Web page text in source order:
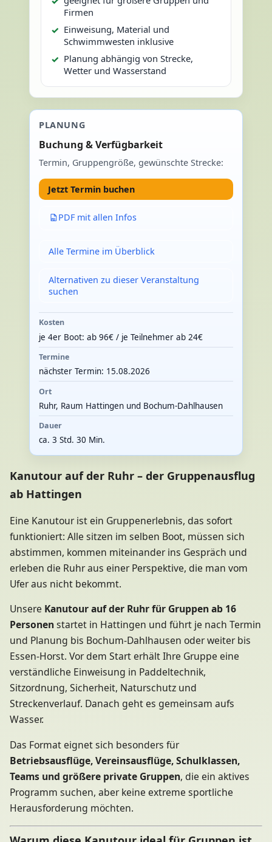
Firmen
Einweisung, Material und
Schwimmwesten inklusive
Planung abhängig von Strecke,
Wetter und Wasserstand
Kanutour auf der Ruhr – der Gruppenausflug
ab Hattingen
Eine Kanutour ist ein Gruppenerlebnis, das sofort
funktioniert: Alle sitzen im selben Boot, müssen sich
abstimmen, kommen miteinander ins Gespräch und
erleben die Ruhr aus einer Perspektive, die man vom
Ufer aus nicht bekommt.
Unsere Kanutour auf der Ruhr für Gruppen ab 16
Personenstartet in Hattingen und führt je nach Termin
und Planung bis Bochum-Dahlhausen oder weiter bis
Essen-Horst. Vor dem Start erhält Ihre Gruppe eine
verständliche Einweisung in Paddeltechnik,
Sitzordnung, Sicherheit, Naturschutz und
Streckenverlauf. Danach geht es gemeinsam aufs
Wasser.
Das Format eignet sich besonders für
Betriebsausflüge, Vereinsausflüge, Schulklassen,
Teams und größere private Gruppen, die ein aktives
Programm suchen, aber keine extreme sportliche
Herausforderung möchten.
PLANUNG
Buchung & Verfügbarkeit
Termin, Gruppengröße, gewünschte Strecke:
Jetzt Termin buchen
PDF mit allen Infos
Alle Termine im Überblick
Alternativen zu dieser Veranstaltung
suchen
Kosten
je 4er Boot: ab 96€ / je Teilnehmer ab 24€
Termine
nächster Termin: 15.08.2026
Ort
Ruhr, Raum Hattingen und Bochum-Dahlhausen
Dauer
ca. 3 Std. 30 Min.